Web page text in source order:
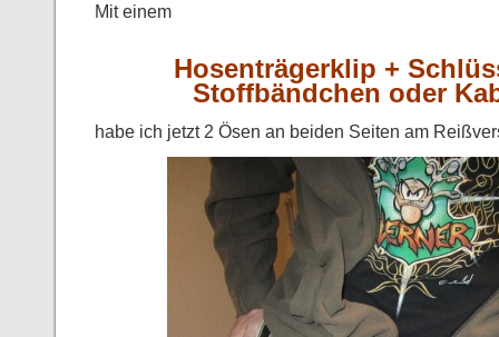
Mit einem
Hosenträgerklip +
Stoffbändchen oder
habe ich jetzt 2 Ösen an beiden Seiten am